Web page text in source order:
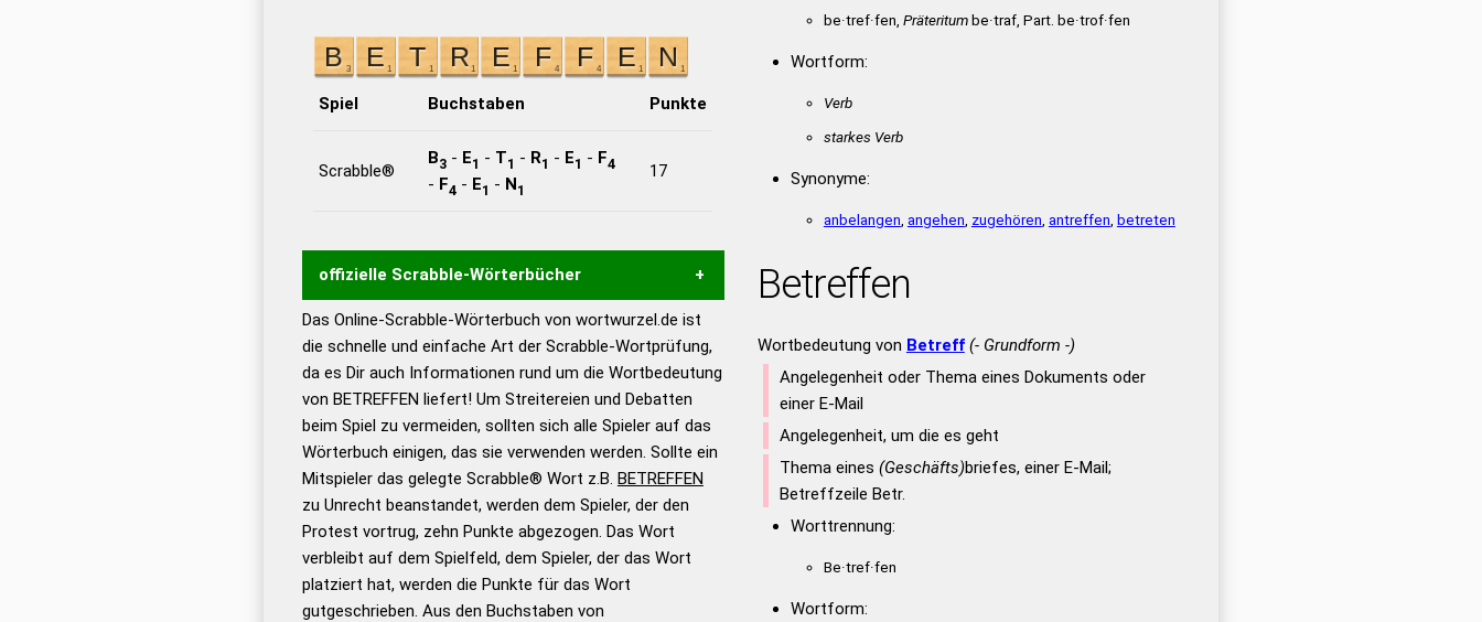
Spiel Buchstaben Punkte
Scrabble®
B3- E1 - T1 - R1 - E1 - F4
- F4 - E1 - N1
17
offizielle Scrabble-Wörterbücher
Wortwurzel liefert mit Hilfe eines semantischen
Wortanalyse-Algorithmus gute Anhaltspunkte zu
Wortbedeutung, Worttrennung und Wortform, um die
Gültigkeit eines Wortes für das Scrabble-Spiel zu
bestimmen! zugelassene Turnier Scrabble-
Wörterbücher sind:
Duden – Standardwerk in 12
Bänden
Duden – Richtiges und gutes
Deutsch
Das Online-Scrabble-Wörterbuch von wortwurzel.de ist
die schnelle und einfache Art der Scrabble-Wortprüfung,
da es Dir auch Informationen rund um die Wortbedeutung
von BETREFFEN liefert! Um Streitereien und Debatten
beim Spiel zu vermeiden, sollten sich alle Spieler auf das
Wörterbuch einigen, das sie verwenden werden. Sollte ein
Mitspieler das gelegte Scrabble® Wort z.B. BETREFFEN
zu Unrecht beanstandet, werden dem Spieler, der den
Protest vortrug, zehn Punkte abgezogen. Das Wort
verbleibt auf dem Spielfeld, dem Spieler, der das Wort
platziert hat, werden die Punkte für das Wort
gutgeschrieben. Aus den Buchstaben von
be·tref·fen, Präteritumbe·traf, Part. be·trof·fen
Wortform:
Verb
starkes Verb
Synonyme:
anbelangen angehen zugehören antreffen betreten
Betreffen
Wortbedeutung von Betreff (- Grundform -)
Angelegenheit oder Thema eines Dokuments oder
einer E-Mail
Angelegenheit, um die es geht
Thema eines (Geschäfts)briefes, einer E-Mail;
Betreffzeile Betr.
Worttrennung:
Be·tref·fen
Wortform: